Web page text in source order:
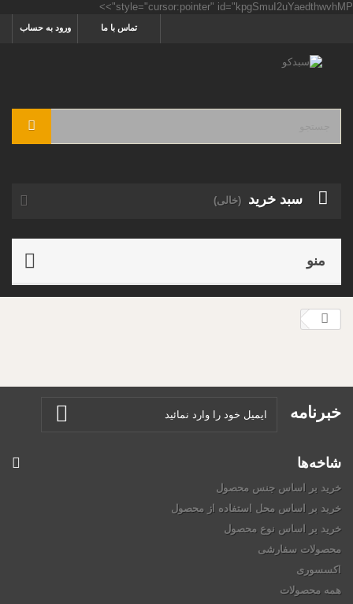
style="cursor:pointer" id="kpgSmuI2uYaedthwvhMP">>
ورود به حساب تماس با ما
سبد خرید (خالی)
منو
خبرنامه
شاخه‌ها
خرید بر اساس جنس محصول
خرید بر اساس محل استفاده از محصول
خرید بر اساس نوع محصول
محصولات سفارشی
اکسسوری
همه محصولات